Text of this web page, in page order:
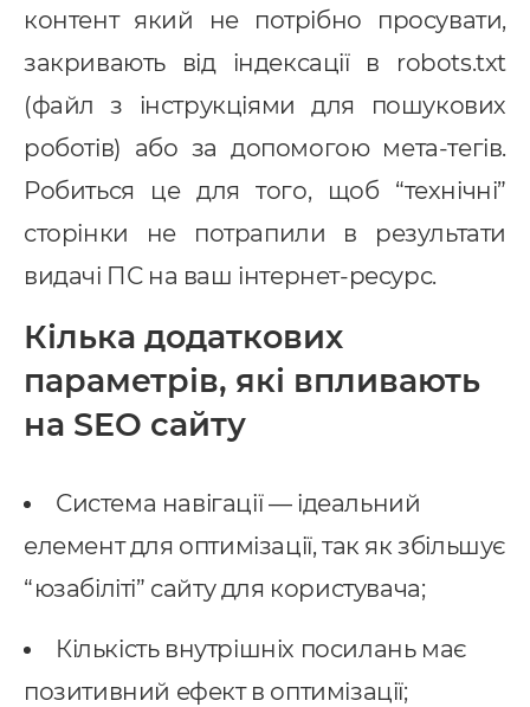
контент який не потрібно просувати,
закривають від індексації в robots.txt
(файл з інструкціями для пошукових
роботів) або за допомогою мета-тегів.
Робиться це для того, щоб “технічні”
сторінки не потрапили в результати
видачі ПС на ваш інтернет-ресурс.
Кілька додаткових
параметрів, які впливають
на SEO сайту
Система навігації — ідеальний
елемент для оптимізації, так як збільшує
“юзабіліті” сайту для користувача;
Кількість внутрішніх посилань має
позитивний ефект в оптимізації;